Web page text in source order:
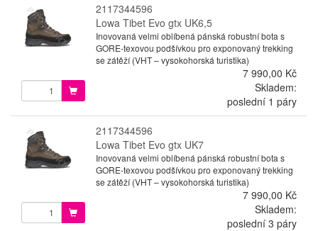
2117344596
Lowa Tibet Evo gtx UK6,5
Inovovaná velmi oblíbená pánská robustní bota s
GORE-texovou podšívkou pro exponovaný trekking
se zátěží (VHT – vysokohorská turistika)
7 990,00 Kč
Skladem:
poslední 1 páry
2117344596
Lowa Tibet Evo gtx UK7
Inovovaná velmi oblíbená pánská robustní bota s
GORE-texovou podšívkou pro exponovaný trekking
se zátěží (VHT – vysokohorská turistika)
7 990,00 Kč
Skladem:
poslední 3 páry